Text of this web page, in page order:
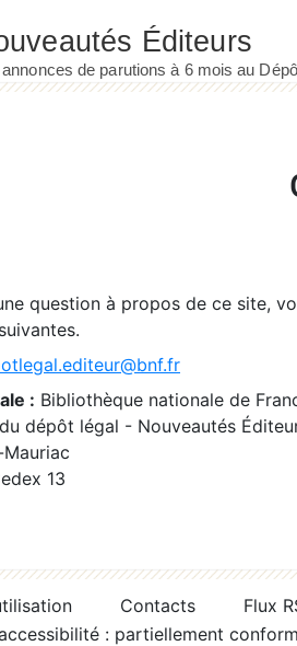
question à propos de ce site,
: Bibliothèque nationale de
dépôt légal - Nouveautés
13
Contacts
Flux
: partiellement